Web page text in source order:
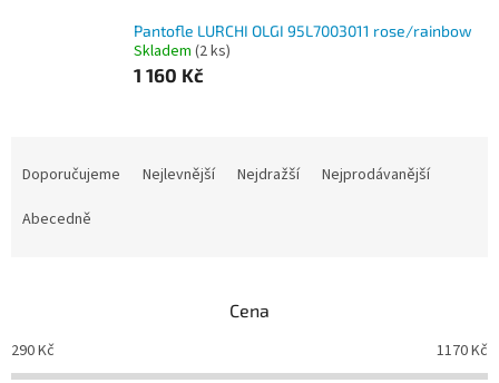
Pantofle LURCHI OLGI 95L7003011 rose/rainbow
Skladem (2 ks)
1 160 Kč
o
d
Doporučujeme Nejlevnější Nejdražší
Nejprodávanější
Abecedně
Cena
290Kč 1170Kč